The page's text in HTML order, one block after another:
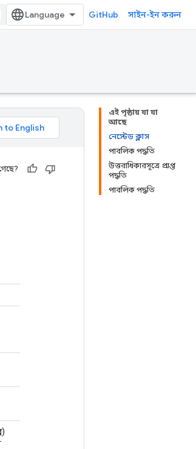
GitHub সাইন-ইন করুন
এই পৃষ্ঠায় যা যা
আছে
নেস্টেড ক্লাস
পাবলিক পদ্ধতি
উত্তরাধিকারসূত্রে প্রাপ্ত
পদ্ধতি
পাবলিক পদ্ধতি